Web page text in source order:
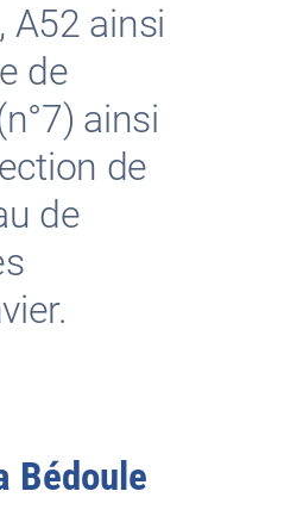
A52 ainsi
de
ainsi
de
de
Bédoule